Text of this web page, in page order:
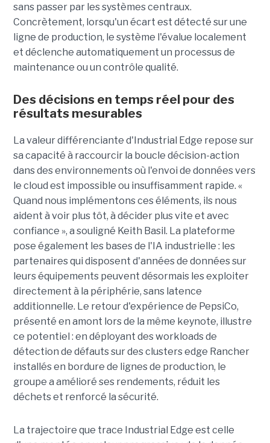
sans passer par les systèmes centraux.
Concrètement, lorsqu'un écart est détecté sur une
ligne de production, le système l'évalue localement
et déclenche automatiquement un processus de
maintenance ou un contrôle qualité.
Des décisions en temps réel pour des
résultats mesurables
La valeur différenciante d'Industrial Edge repose sur
sa capacité à raccourcir la boucle décision-action
dans des environnements où l'envoi de données vers
le cloud est impossible ou insuffisamment rapide. «
Quand nous implémentons ces éléments, ils nous
aident à voir plus tôt, à décider plus vite et avec
confiance », a souligné Keith Basil. La plateforme
pose également les bases de l'IA industrielle : les
partenaires qui disposent d'années de données sur
leurs équipements peuvent désormais les exploiter
directement à la périphérie, sans latence
additionnelle. Le retour d'expérience de PepsiCo,
présenté en amont lors de la même keynote, illustre
ce potentiel : en déployant des workloads de
détection de défauts sur des clusters edge Rancher
installés en bordure de lignes de production, le
groupe a amélioré ses rendements, réduit les
déchets et renforcé la sécurité.
La trajectoire que trace Industrial Edge est celle